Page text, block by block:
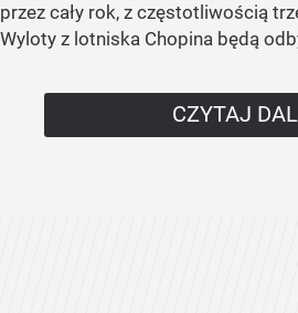
przez cały rok, z częstotliwością
Wyloty z lotniska Chopina będą
CZYTAJ